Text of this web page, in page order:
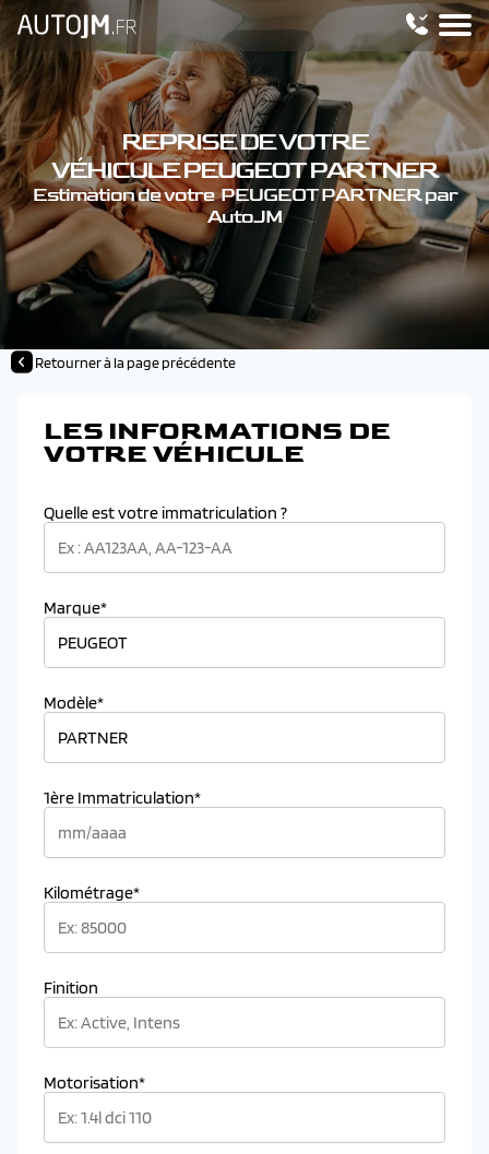
REPRISE DE VOTRE
VÉHICULE PEUGEOT PARTNER
Estimation de votre PEUGEOT PARTNER par
AutoJM
Retourner à la page précédente
LES INFORMATIONS DE
VOTRE VÉHICULE
Quelle est votre immatriculation ?
Marque*
Modèle*
1ère Immatriculation*
Kilométrage*
Finition
Motorisation*